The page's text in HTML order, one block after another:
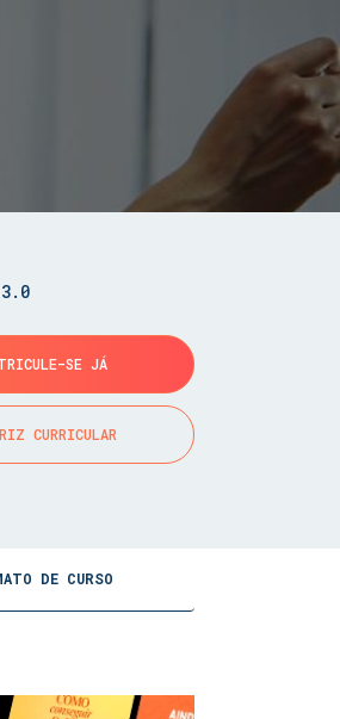
3.0
SE JÁ
CURRICULAR
DE CURSO